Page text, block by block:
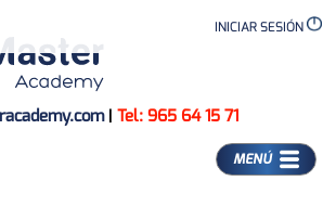
INICIAR SESIÓN
| Tel: 965 64 15 71
MENÚ